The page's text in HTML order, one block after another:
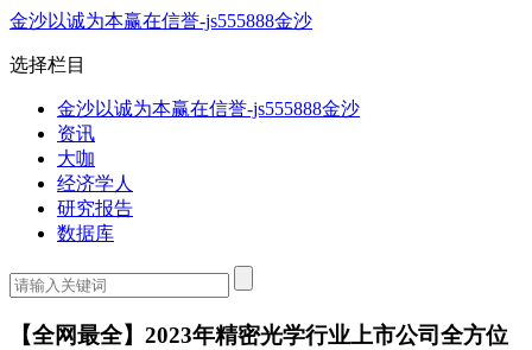
金沙以诚为本赢在信誉-js555888金沙
选择栏目
金沙以诚为本赢在信誉-js555888金沙
资讯
大咖
经济学人
研究报告
数据库
【全网最全】2023年精密光学行业上市公司全方位